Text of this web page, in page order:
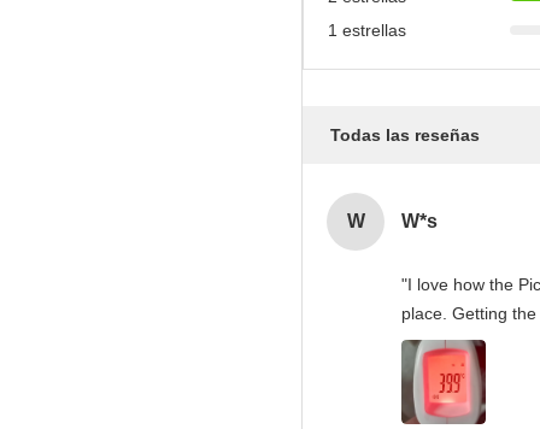
1 estrellas
Todas las reseñas
W W*s
"I love how the
place. Getting